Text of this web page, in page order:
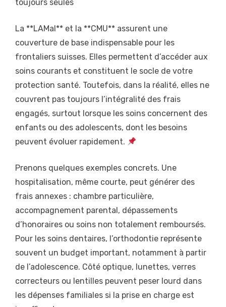
toujours seules
La **LAMal** et la **CMU** assurent une
couverture de base indispensable pour les
frontaliers suisses. Elles permettent d’accéder aux
soins courants et constituent le socle de votre
protection santé. Toutefois, dans la réalité, elles ne
couvrent pas toujours l’intégralité des frais
engagés, surtout lorsque les soins concernent des
enfants ou des adolescents, dont les besoins
peuvent évoluer rapidement.
Prenons quelques exemples concrets. Une
hospitalisation, même courte, peut générer des
frais annexes : chambre particulière,
accompagnement parental, dépassements
d’honoraires ou soins non totalement remboursés.
Pour les soins dentaires, l’orthodontie représente
souvent un budget important, notamment à partir
de l’adolescence. Côté optique, lunettes, verres
correcteurs ou lentilles peuvent peser lourd dans
les dépenses familiales si la prise en charge est